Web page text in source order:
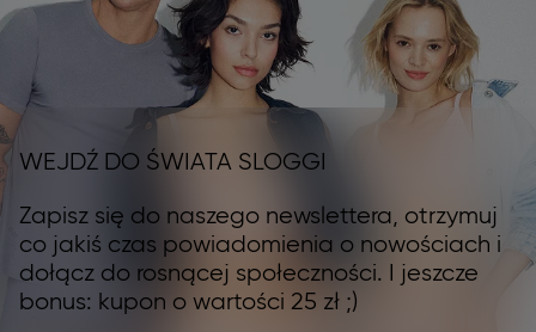
WEJDŹ DO ŚWIATA SLOGGI
Zapisz się do naszego newslettera, otrzymuj
co jakiś czas powiadomienia o nowościach i
dołącz do rosnącej społeczności. I jeszcze
bonus: kupon o wartości 25 zł ;)